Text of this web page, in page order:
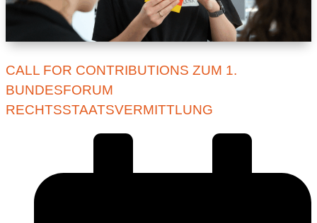
CALL FOR CONTRIBUTIONS ZUM 1.
BUNDESFORUM
RECHTSSTAATSVERMITTLUNG